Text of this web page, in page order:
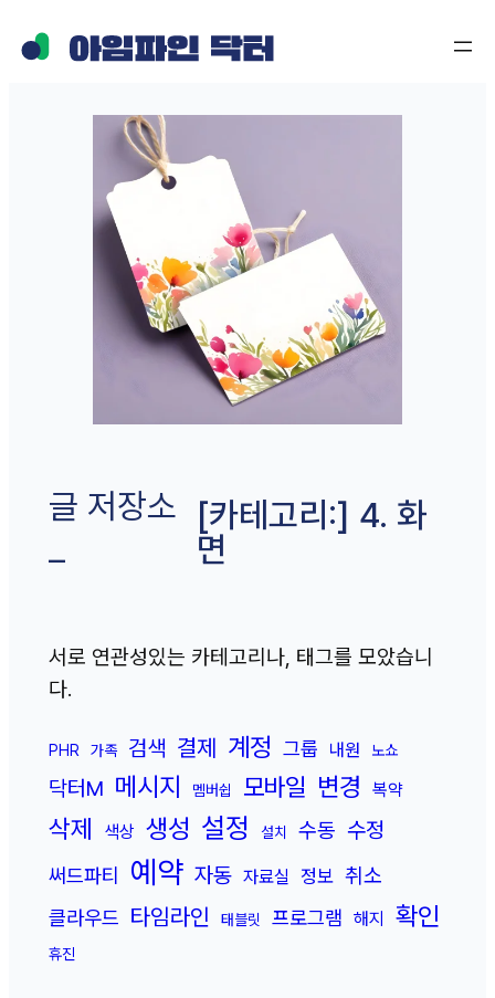
텐
글 저장소
–
[카테고리:] 4. 화
면
서로 연관성있는 카테고리나, 태그를 모았습니
다.
PHR 가족 검색 결제 계정 그룹 내원 노쇼
닥터M 메시지 멤버쉽 모바일 변경 복약
삭제 색상 생성 설정 설치 수동 수정
써드파티 예약 자동 자료실 정보 취소
클라우드 타임라인 태블릿 프로그램 해지 확인
휴진